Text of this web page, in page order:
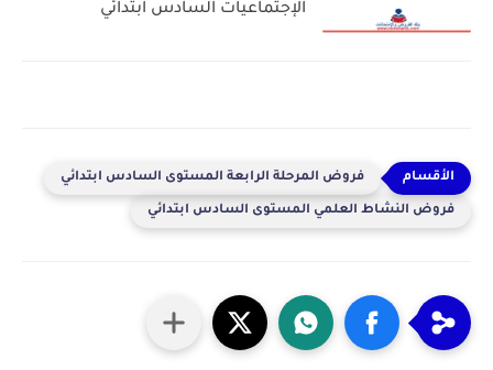
الإجتماعيات السادس ابتدائي
فروض المرحلة الرابعة المستوى السادس ابتدائي
فروض النشاط العلمي المستوى السادس ابتدائي